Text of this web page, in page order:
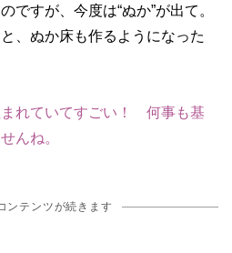
ですが、今度は“ぬか”が出て。
、ぬか床も作るようになった
れていてすごい！ 何事も基
んね。
ンテンツが続きます